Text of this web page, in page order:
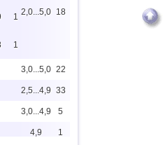
1
1
2,0...5,0 18
3,0...5,0 22
2,5...4,9 33
3,0...4,9 5
4,9 1